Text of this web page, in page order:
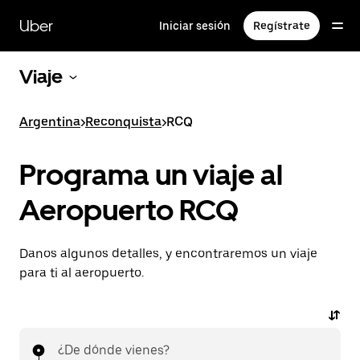
contenido
principal
Uber Iniciar sesión Regístrate
Viaje
Argentina>Reconquista>RCQ
Programa un viaje al
Aeropuerto RCQ
Danos algunos detalles, y encontraremos un viaje
para ti al aeropuerto.
¿De dónde vienes?